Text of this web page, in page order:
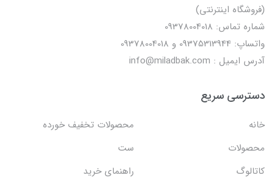
(فروشگاه اینترنتی)
شماره تماس: 09378004018
واتساپ: 09375313944 و 09378004018
آدرس ایمیل : info@miladbak.com
دسترسی سریع
خانه
محصولات تخفیف خورده
محصولات
ست
کاتالوگ
راهنمای خرید